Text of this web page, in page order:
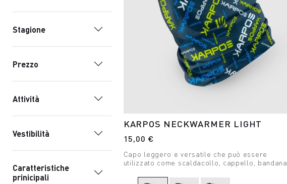
Stagione
Prezzo
Attività
Vestibilità
Caratteristiche
prinicipali
KARPOS NECKWARMER LIGHT
15,00 €
Capo leggero e versatile che può essere
utilizzato come scaldacollo, cappello, bandana,